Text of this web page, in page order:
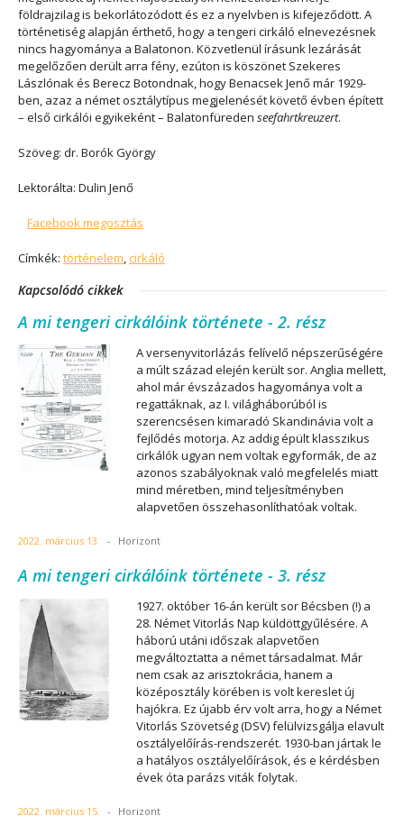
földrajzilag is bekorlátozódott és ez a nyelvben is kifejeződött. A
történetiség alapján érthető, hogy a tengeri cirkáló elnevezésnek
nincs hagyománya a Balatonon. Közvetlenül írásunk lezárását
megelőzően derült arra fény, ezúton is köszönet Szekeres
Lászlónak és Berecz Botondnak, hogy Benacsek Jenő már 1929-
ben, azaz a német osztálytípus megjelenését követő évben épített
– első cirkálói egyikeként – Balatonfüreden seefahrtkreuzert.
Szöveg: dr. Borók György
Lektorálta: Dulin Jenő
Facebook megosztás
Címkék: történelem,cirkáló
Kapcsolódó cikkek
A mi tengeri cirkálóink története - 2. rész
A versenyvitorlázás felívelő népszerűségére
a múlt század elején került sor. Anglia mellett,
ahol már évszázados hagyománya volt a
regattáknak, az I. világháborúból is
szerencsésen kimaradó Skandinávia volt a
fejlődés motorja. Az addig épült klasszikus
cirkálók ugyan nem voltak egyformák, de az
azonos szabályoknak való megfelelés miatt
mind méretben, mind teljesítményben
alapvetően összehasonlíthatóak voltak.
2022. március 13. - Horizont
A mi tengeri cirkálóink története - 3. rész
1927. október 16-án került sor Bécsben (!) a
28. Német Vitorlás Nap küldöttgyűlésére. A
háború utáni időszak alapvetően
megváltoztatta a német társadalmat. Már
nem csak az arisztokrácia, hanem a
középosztály körében is volt kereslet új
hajókra. Ez újabb érv volt arra, hogy a Német
Vitorlás Szövetség (DSV) felülvizsgálja elavult
osztályelőírás-rendszerét. 1930-ban jártak le
a hatályos osztályelőírások, és e kérdésben
évek óta parázs viták folytak.
2022. március 15. - Horizont